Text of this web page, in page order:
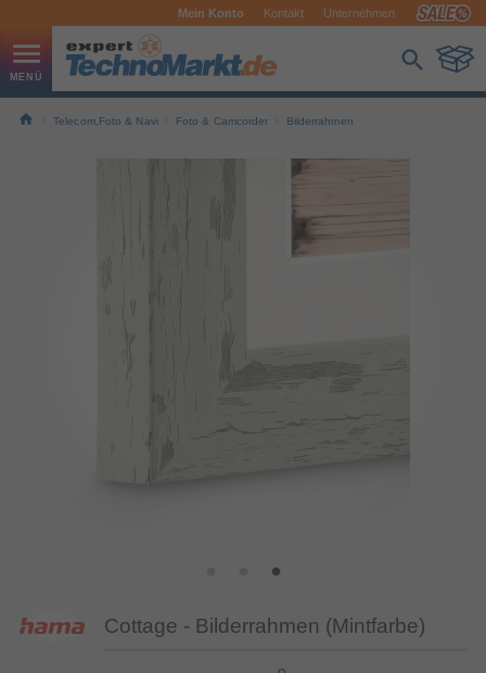
Mein Konto Kontakt Unternehmen
Telecom,Foto & Navi Foto & Camcorder Bilderrahmen
Cottage - Bilderrahmen (Mintfarbe)